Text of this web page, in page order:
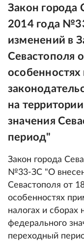
Закон города
2014 года
изменений в
Севастополя
на
значения
период"
Закон города
№33-ЗС "О
Севастополя от
особенностях
налогах и сборах
федерального
переходный